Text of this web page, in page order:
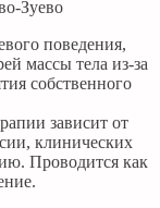
поведения,
массы тела из-за
собственного
зависит от
клинических
Проводится как